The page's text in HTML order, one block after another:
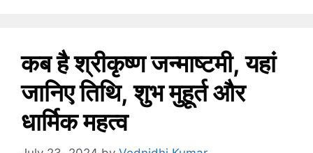
कब है श्रीकृष्ण जन्माष्टमी, यहां
जानिए तिथि, शुभ मुहूर्त और
धार्मिक महत्व